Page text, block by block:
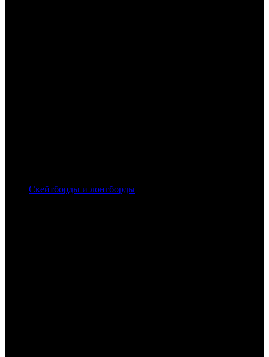
Скейтборды и лонгборды